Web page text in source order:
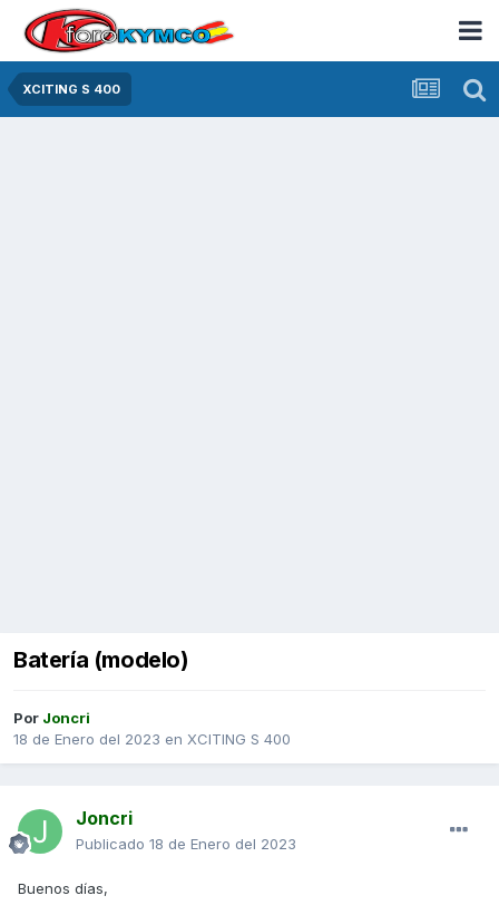
XCITING S 400
Batería (modelo)
Por Joncri
18 de Enero del 2023 en XCITING S 400
Joncri
Publicado 18 de Enero del 2023
Buenos días,